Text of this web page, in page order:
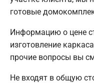
готовые
Информацию о цене
изготовление
прочие вопросы вы
Не входят в общую